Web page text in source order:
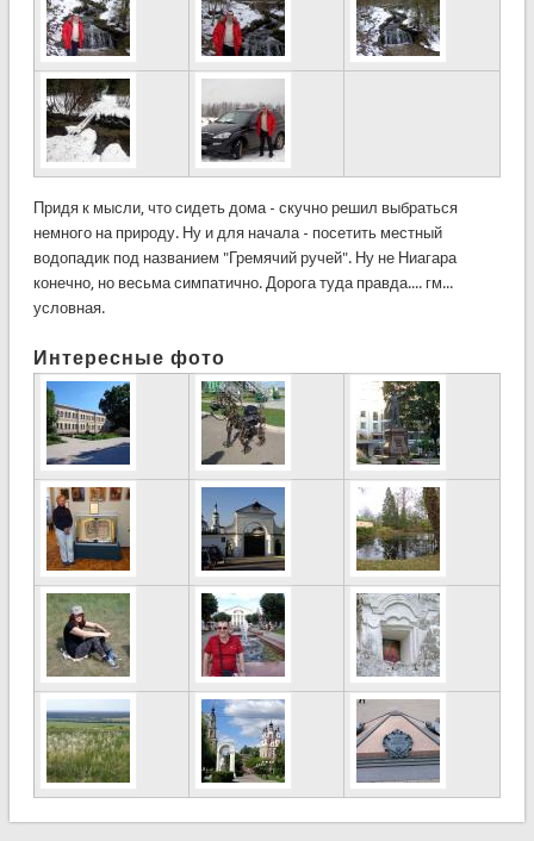
Придя к мысли, что сидеть дома - скучно решил выбраться
немного на природу. Ну и для начала - посетить местный
водопадик под названием "Гремячий ручей". Ну не Ниагара
конечно, но весьма симпатично. Дорога туда правда.... гм...
условная.
Интересные фото